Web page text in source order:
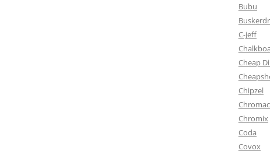
Bubu
C-jeff
Cheap
Chipzel
Chromix
Coda
Covox